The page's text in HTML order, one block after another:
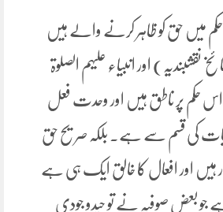
میں حق کو ظاہر کرنے والے ہیں
نقشبندیہ) اور انبیاء علیہم الصلوۃ
اس حکم پر ناطق ہیں اور وحدت فعل
یات کی قسم سے ہے۔ بلکہ صریح حق
ہیں اور افعال کا خالق ایک ہی ہے
جو بعض صوفیہ نے تو حیدو جودی